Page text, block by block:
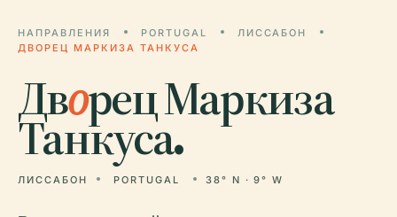
НАПРАВЛЕНИЯ PORTUGAL
ЛИССАБОН
ДВОРЕЦ МАРКИЗА ТАНКУСА
Дворец Маркиза
Танкуса.
ЛИССАБОН PORTUGAL 38° N · 9° W